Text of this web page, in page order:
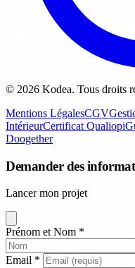
© 2026 Kodea. Tous droits
Mentions LégalesCGV
IntérieurCertificat Qualiopi
Doogether
Demander des
Lancer mon projet
Prénom et Nom *
Email *